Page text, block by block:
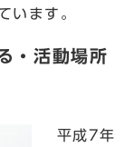
います。
・活動場所
平成7年